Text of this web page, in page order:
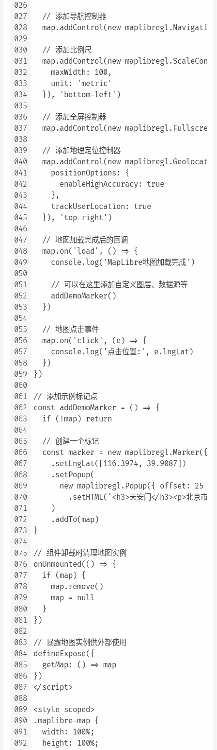
026
027
028
029
030
031
032
033
034
035
036
037
038
039
040
041
042
043
044
045
046
047
048
049
050
051
052
053
054
055
056
057
058
059
060
061
062
063
064
065
066
067
068
069
070
071
072
073
074
075
076
077
078
079
080
081
082
083
084
085
086
087
088
089
090
091
092
  // 添加导航控制器
map.addControl(new
  // 添加比例尺
map.addControl(new
    maxWidth: 100,
    unit: 'metric'
  }), 'bottom-left')
  // 添加全屏控制器
map.addControl(new
  // 添加地理定位控制器
map.addControl(new
    positionOptions: {
      enableHighAccuracy: true
    },
    trackUserLocation: true
  }), 'top-right')
  // 地图加载完成后的回调
  map.on('load', () => {
    console.log('MapLibre地图加载完成')
    // 可以在这里添加自定义图层、数据源等
    addDemoMarker()
  })
  // 地图点击事件
  map.on('click', (e) => {
    console.log('点击位置:', e.lngLat)
  })
})
// 添加示例标记点
const addDemoMarker = () => {
  if (!map) return
  // 创建一个标记
const marker = new maplibregl.Marker({
    .setLngLat([116.3974, 39.9087])
    .setPopup(
      new maplibregl.Popup({ offset: 25 })
.setHTML('<h3>天安门</h3><p>北京市
    )
    .addTo(map)
}
// 组件卸载时清理地图实例
onUnmounted(() => {
  if (map) {
    map.remove()
    map = null
  }
})
// 暴露地图实例供外部使用
defineExpose({
  getMap: () => map
})
</script>
<style scoped>
.maplibre-map {
  width: 100%;
  height: 100%;